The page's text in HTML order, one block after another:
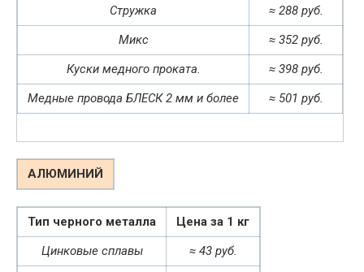
Стружка
≈ 288 руб.
Микс
≈ 352 руб.
Куски медного проката.
≈ 398 руб.
Медные провода БЛЕСК 2 мм и более
≈ 501 руб.
АЛЮМИНИЙ
Тип черного металла
Цена за 1 кг
Цинковые сплавы
≈ 43 руб.